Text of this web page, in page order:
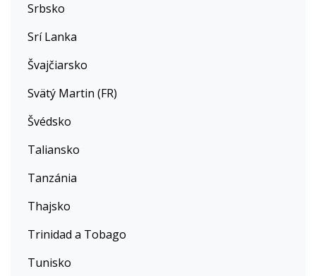
Srbsko
Srí Lanka
Švajčiarsko
Svätý Martin (FR)
Švédsko
Taliansko
Tanzánia
Thajsko
Trinidad a Tobago
Tunisko